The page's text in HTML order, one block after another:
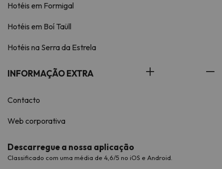
Hotéis em Formigal
Hotéis em Boí Taüll
Hotéis na Serra da Estrela
INFORMAÇÃO EXTRA
Contacto
Web corporativa
Descarregue a nossa aplicação
Classificado com uma média de 4,6/5 no iOS e Android.